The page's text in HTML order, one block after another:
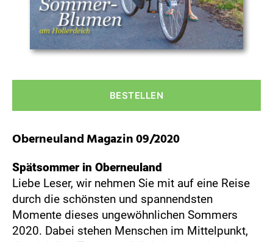
BESTELLEN
Oberneuland Magazin 09/2020
Spätsommer in Oberneuland
Liebe Leser, wir nehmen Sie mit auf eine Reise
durch die schönsten und spannendsten
Momente dieses ungewöhnlichen Sommers
2020. Dabei stehen Menschen im Mittelpunkt,